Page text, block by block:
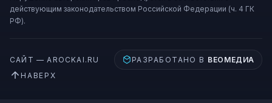
действующим законодательством Российской Федерации (ч. 4 ГК
РФ).
САЙТ — AROCKAI.RU РАЗРАБОТАНО В ВЕОМЕДИА
НАВЕРХ